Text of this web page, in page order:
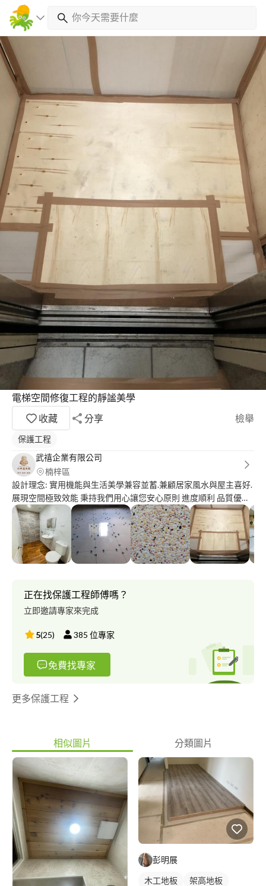
電梯空間修復工程的靜謐美學
收藏
分享 檢舉
保護工程
武禧企業有限公司
楠梓區
設計理念: 實用機能與生活美學兼容並蓄.兼顧居家風水與屋主喜好.
展現空間極致效能 秉持我們用心讓您安心原則 進度順利 品質優先
環境保持 建立責任施工保固兩年.防水保固三年目標.合約履約保證
不分大小案別.用心做好每件工程
正在找保護工程師傅嗎？
立即邀請專家來完成
5(25) 385 位專家
免費找專家
更多保護工程
相似圖片 分類圖片
彭明展
木工地板 架高地板